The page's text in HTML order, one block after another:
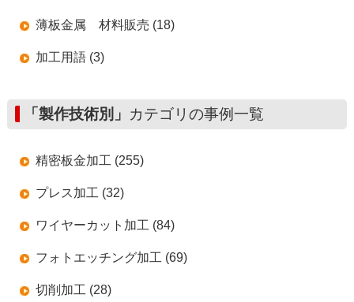
薄板金属 材料販売 (18)
加工用語 (3)
「製作技術別」 カテゴリの事例一覧
精密板金加工 (255)
プレス加工 (32)
ワイヤーカット加工 (84)
フォトエッチング加工 (69)
切削加工 (28)